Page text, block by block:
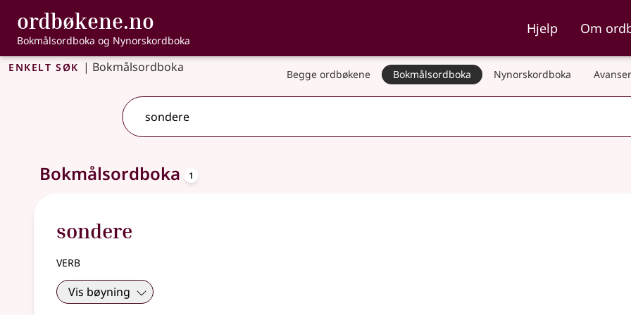
Gå til hovudinnhald
Tilgjenge
ordbøkene.no , Bokmålsordboka og Nynorskordboka
Bokmålsordboka og Nynorskordboka
Hjelp Om
Enkelt søk | Bokmålsordboka Begge ordbøkene Bokmålsordboka Nynorskordboka
Eitt treff.Ytterlegare søkjeforslag tilgjengelege
Bokmålsordboka 1
sondere
verb
Vis bøyning